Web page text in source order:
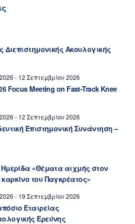
Διεπιστημονικής Ακουλογικής
- 12 Σεπτεμβρίου 2026
Focus Meeting on Fast-Track Knee
- 12 Σεπτεμβρίου 2026
Επιστημονική Συνάντηση –
Ημερίδα «Θέματα αιχμής στον
του Παγκρέατος»
- 19 Σεπτεμβρίου 2026
Εταιρείας
Ερεύνης